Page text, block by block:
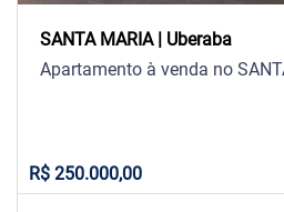
SANTA MARIA | Uberaba
Apartamento à venda no
R$ 250.000,00